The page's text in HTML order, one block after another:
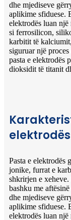
dhe mjediseve
aplikime sfiduese.
elektrodës luan
si ferrosilicon,
karbitit të
siguruar një
pasta e elektrodës
dioksidit të titanit
elektrodës
Pasta e elektrodës
jonike, furrat e
shkrirjen e xeheve.
bashku me
dhe mjediseve
aplikime sfiduese.
elektrodës luan